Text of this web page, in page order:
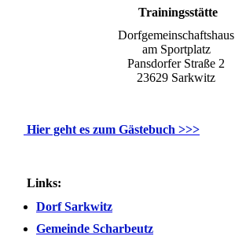
Trainingsstätte
Dorfgemeinschaftshaus
am Sportplatz
Pansdorfer Straße 2
23629 Sarkwitz
Hier geht es zum Gästebuch >>>
Links:
Dorf Sarkwitz
Gemeinde Scharbeutz